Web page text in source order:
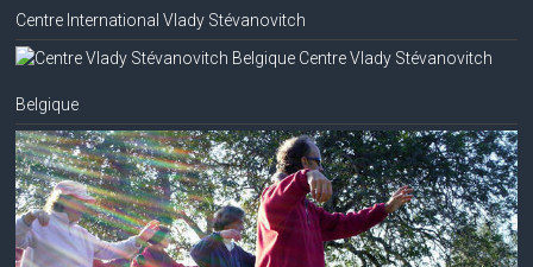
Centre International Vlady Stévanovitch
Centre Vlady Stévanovitch
Belgique